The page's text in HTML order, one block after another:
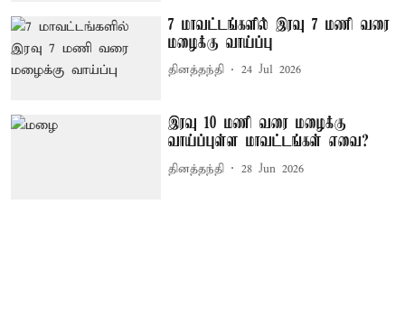
7 மாவட்டங்களில் இரவு 7 மணி வரை
மழைக்கு வாய்ப்பு
தினத்தந்தி 24 Jul 2026
இரவு 10 மணி வரை மழைக்கு
வாய்ப்புள்ள மாவட்டங்கள் எவை?
தினத்தந்தி 28 Jun 2026